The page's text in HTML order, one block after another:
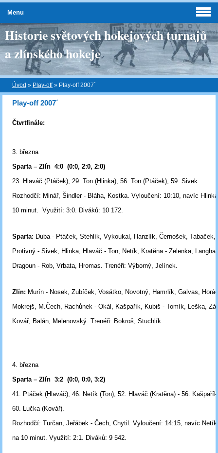
Historie světových hokejových turnajů
a zlínského hokeje
Úvod » Play-off» Play-off 2007´
Play-off 2007´
Čtvrtfinále:
3. března
Sparta – Zlín 4:0 (0:0, 2:0, 2:0)
23. Hlaváč (Ptáček), 29. Ton (Hlinka), 56. Ton (Ptáček), 59. Sivek.
Rozhodčí: Minář, Šindler - Bláha, Kostka. Vyloučení: 10:10, navíc
10 minut. Využití: 3:0. Diváků: 10 172.
Sparta: Duba - Ptáček, Stehlík, Vykoukal, Hanzlík, Černošek, Tabaček,
Protivný - Sivek, Hlinka, Hlaváč - Ton, Netík, Kratěna - Zelenka,
Dragoun - Rob, Vrbata, Hromas. Trenéři: Výborný, Jelínek.
Zlín: Murín - Nosek, Zubíček, Vosátko, Novotný, Hamrlík, Galvas,
Mokrejš, M.Čech, Rachůnek - Okál, Kašpařík, Kubiš - Tomík, Leška,
Kovář, Balán, Melenovský. Trenéři: Bokroš, Stuchlík.
4. března
Sparta – Zlín 3:2 (0:0, 0:0, 3:2)
41. Ptáček (Hlaváč), 46. Netík (Ton), 52. Hlaváč (Kratěna) - 56.
60. Lučka (Kovář).
Rozhodčí: Turčan, Jeřábek - Čech, Chytil. Vyloučení: 14:15, navíc
na 10 minut. Využití: 2:1. Diváků: 9 542.
Menu